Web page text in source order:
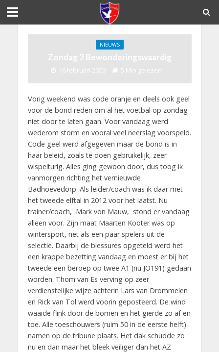
NIEUWS
Zondag 2 Bewonderingswaardig
16 februari 2020 5 Min gelezen
Vorig weekend was code oranje en deels ook geel
voor de bond reden om al het voetbal op zondag
niet door te laten gaan. Voor vandaag werd
wederom storm en vooral veel neerslag voorspeld.
Code geel werd afgegeven maar de bond is in
haar beleid, zoals te doen gebruikelijk, zeer
wispelturig. Alles ging gewoon door, dus toog ik
vanmorgen richting het vernieuwde
Badhoevedorp. Als leider/coach was ik daar met
het tweede elftal in 2012 voor het laatst. Nu
trainer/coach, Mark von Mauw, stond er vandaag
alleen voor. Zijn maat Maarten Kooter was op
wintersport, net als een paar spelers uit de
selectie. Daarbij de blessures opgeteld werd het
een krappe bezetting vandaag en moest er bij het
tweede een beroep op twee A1 (nu JO191) gedaan
worden. Thom van Es verving op zeer
verdienstelijke wijze achterin Lars van Drommelen
en Rick van Tol werd voorin geposteerd. De wind
waaide flink door de bomen en het gierde zo af en
toe. Alle toeschouwers (ruim 50 in de eerste helft)
namen op de tribune plaats. Het dak schudde zo
nu en dan maar het bleek veiliger dan het AZ